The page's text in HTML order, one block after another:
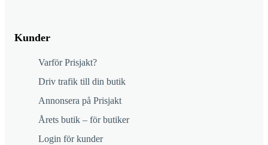
Kunder
Varför Prisjakt?
Driv trafik till din butik
Annonsera på Prisjakt
Årets butik – för butiker
Login för kunder